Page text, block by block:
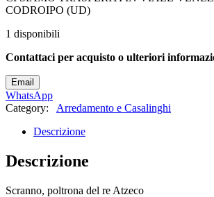
CODROIPO (UD)
1 disponibili
Contattaci per acquisto o ulteriori
Email
WhatsApp
Category: Arredamento e Casalinghi
Descrizione
Descrizione
Scranno, poltrona del re Atzeco